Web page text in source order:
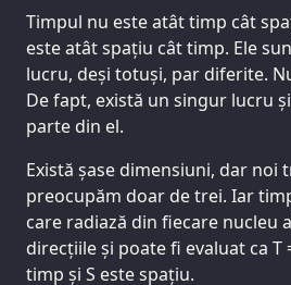
Timpul nu este atât timp cât
este atât spațiu cât timp. Ele
lucru, deși totuși, par diferite.
De fapt, există un singur lucru
parte din el.
Există șase dimensiuni, dar noi
preocupăm doar de trei. Iar
care radiază din fiecare nucleu
direcțiile și poate fi evaluat ca T
timp și S este spațiu.